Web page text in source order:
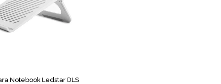
Notebook Ledstar DLS